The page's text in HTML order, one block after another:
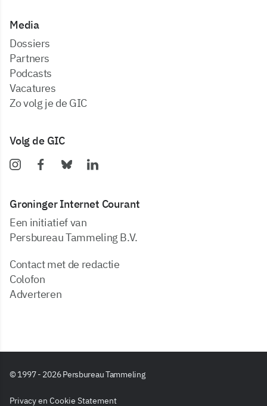
Media
dossiers
partners
podcasts
vacatures
zo volg je de GIC
Volg de GIC
Groninger Internet Courant
Een initiatief van
Persbureau Tammeling B.V.
Contact met de redactie
Colofon
Adverteren
© 1997 - 2026 Persbureau Tammeling
Privacy en Cookie Statement